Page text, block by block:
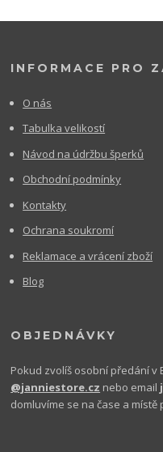
INFORMACE PRO
O nás
Tabulka velikostí
Návod na údržbu šperků
Obchodní podmínky
Kontakty
Ochrana soukromí
Reklamace a vrácení zboží
Blog
OBJEDNÁVKY
Pokud zvolíš osobní předání v
@janniestore.cz nebo email
domluvíme se na čase a